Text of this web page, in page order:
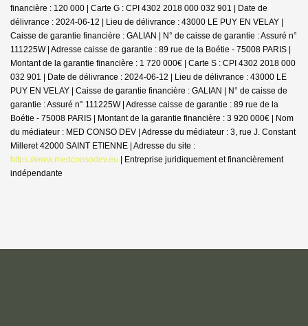
financière : 120 000 | Carte G : CPI 4302 2018 000 032 901 | Date de
délivrance : 2024-06-12 | Lieu de délivrance : 43000 LE PUY EN VELAY |
Caisse de garantie financière : GALIAN | N° de caisse de garantie : Assuré n°
111225W | Adresse caisse de garantie : 89 rue de la Boétie - 75008 PARIS |
Montant de la garantie financière : 1 720 000€ | Carte S : CPI 4302 2018 000
032 901 | Date de délivrance : 2024-06-12 | Lieu de délivrance : 43000 LE
PUY EN VELAY | Caisse de garantie financière : GALIAN | N° de caisse de
garantie : Assuré n° 111225W | Adresse caisse de garantie : 89 rue de la
Boétie - 75008 PARIS | Montant de la garantie financière : 3 920 000€ | Nom
du médiateur : MED CONSO DEV | Adresse du médiateur : 3, rue J. Constant
Milleret 42000 SAINT ETIENNE | Adresse du site :
https://www.medconsodev.eu | Entreprise juridiquement et financièrement
indépendante